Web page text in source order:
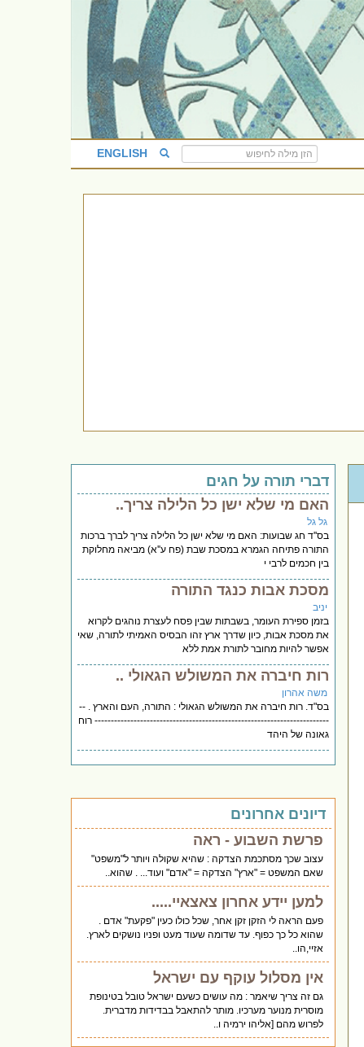
ENGLISH
דברי תורה על חגים
האם מי שלא ישן כל הלילה צריך..
גל גל
בס''ד חג שבועות: האם מי שלא ישן כל הלילה צריך לברך ברכות
התורה פתיחה הגמרא במסכת שבת (פח ע''א) מביאה מחלוקת
בין חכמים לרבי י
מסכת אבות כנגד התורה
יניב
בזמן ספירת העומר, בשבתות שבין פסח לעצרת נוהגים לקרוא
את מסכת אבות, כיון שדרך ארץ זהו הבסיס האמיתי לתורה, שאי
אפשר להיות מחובר לתורת אמת ללא
רות חיברה את המשולש הגאולי ..
משה אהרון
בס"ד. רות חיברה את המשולש הגאולי : התורה, העם והארץ . --
------------------------------------------------------------------------ רוח
גאונה של היהד
דיונים אחרונים
פרשת השבוע - ראה
עצוב שכך מסתכמת הצדקה : שהיא שקולה ויותר ל"משפט"
שאם המשפט = "ארץ" הצדקה = "אדם" ועוד... . שהוא..
למען יידע אחרון צאצאיי.....
פעם הראה לי הזקן זקן אחר, שכל כולו כעין "פקעת" אדם .
שהוא כל כך כפוף. עד שדומה שעוד מעט ופניו נושקים לארץ.
אזיי,הו..
אין מסלול עוקף עם ישראל
גם זה צריך שיאמר : מה עושים כשעם ישראל טובל בטינופת
מוסרית מנוער מערכיו. מותר להתאבל בבדידות מדברית.
לפרוש מהם [אליהו ירמיה ו..